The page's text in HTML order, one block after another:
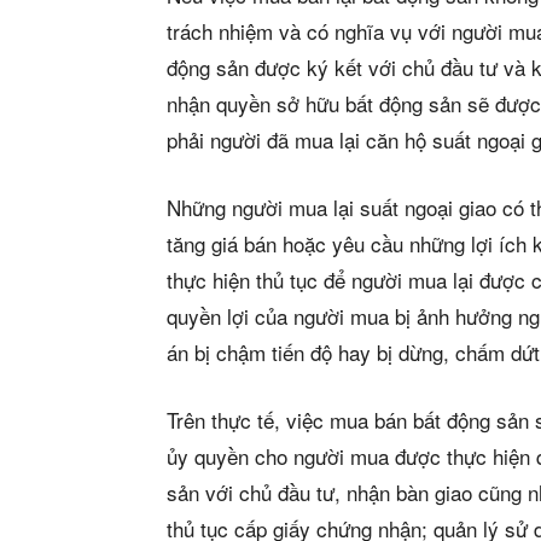
& tìm
Trang
Dự án
trách nhiệm và có nghĩa vụ với người
động sản được ký kết với chủ đầu tư và
nhận quyền sở hữu bất động sản sẽ
phải người đã mua lại căn hộ suất ngoại
Những người mua lại suất ngoại giao có
tăng giá bán hoặc yêu cầu những lợi ích
thực hiện thủ tục để người mua lại được
quyền lợi của người mua bị ảnh hưởng
án bị chậm tiến độ hay bị dừng, chấm
Trên thực tế, việc mua bán bất động
ủy quyền cho người mua được thực hiện
sản với chủ đầu tư, nhận bàn giao cũng
thủ tục cấp giấy chứng nhận; quản lý sử